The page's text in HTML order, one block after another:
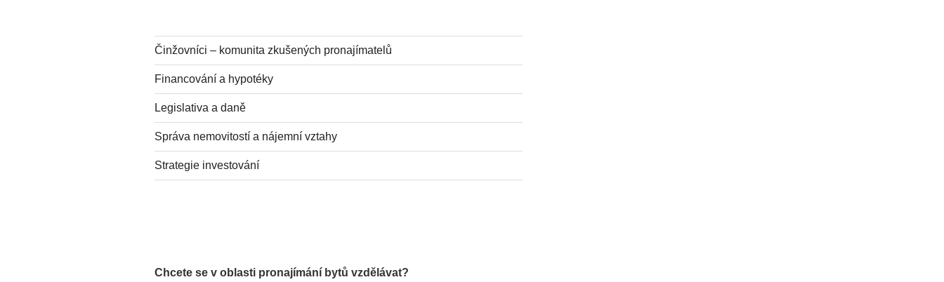
Činžovníci – komunita zkušených pronajímatelů
Financování a hypotéky
Legislativa a daně
Správa nemovitostí a nájemní vztahy
Strategie investování
Chcete se v oblasti pronajímání bytů vzdělávat?